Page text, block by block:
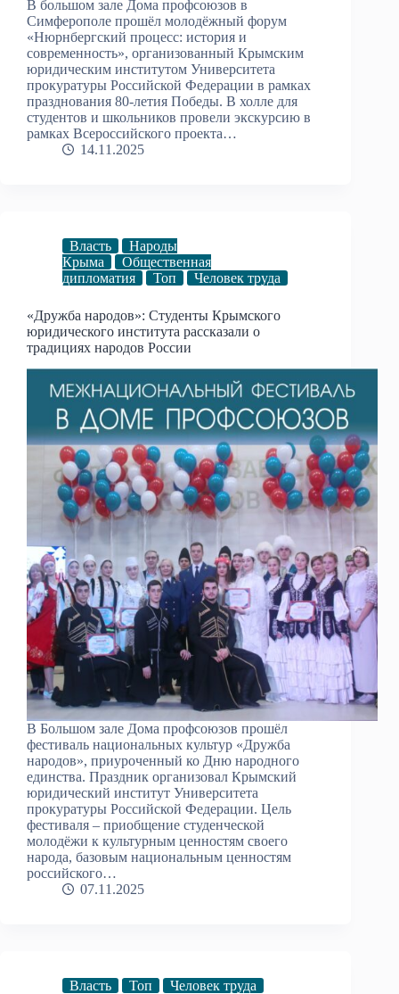
В большом зале Дома профсоюзов в
Симферополе прошёл молодёжный форум
«Нюрнбергский процесс: история и
современность», организованный Крымским
юридическим институтом Университета
прокуратуры Российской Федерации в рамках
празднования 80-летия Победы. В холле для
студентов и школьников провели экскурсию в
рамках Всероссийского проекта…
14.11.2025
Власть
Народы
Крыма
Общественная
дипломатия
Топ Человек труда
«Дружба народов»: Студенты Крымского
юридического института рассказали о
традициях народов России
В Большом зале Дома профсоюзов прошёл
фестиваль национальных культур «Дружба
народов», приуроченный ко Дню народного
единства. Праздник организовал Крымский
юридический институт Университета
прокуратуры Российской Федерации. Цель
фестиваля – приобщение студенческой
молодёжи к культурным ценностям своего
народа, базовым национальным ценностям
российского…
07.11.2025
Власть Топ Человек труда